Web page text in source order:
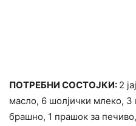
ПОТРЕБНИ СОСТОЈКИ: 2
масло, 6 шолјички млеко, 3
брашно, 1 прашок за